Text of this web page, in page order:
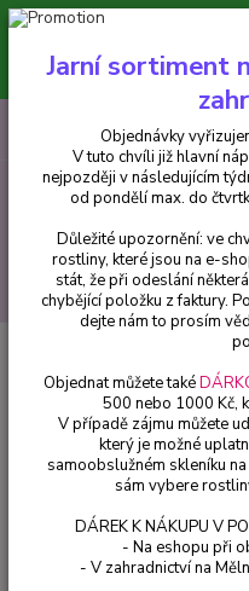
Minimální hodnota pro
V tuto chvíli již hlavní nápor
nejpozději v následujícím
vyřizujeme v
+420 602 223 614
Trvalky
Nejnovější Nejlevnější
Jarní sortiment
Objednávky
V tuto chvíli již hlavní
nejpozději v následujícím
od pondělí max. do
Důležité upozornění: ve
rostliny, které jsou na e-
stát, že při odeslání
chybějící položku z faktury.
dejte nám to prosím
Objednat můžete také
500 nebo 1000 Kč,
V případě zájmu můžete
který je možné
samoobslužném skleníku
sám vybere
DÁREK K NÁKUPU V
- Na eshopu při
- V zahradnictví na